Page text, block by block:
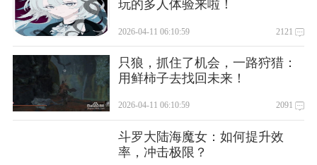
玩的多人体验来啦！
2026-04-11 06:10:59 2121
只狼，抓住了机会，一路狩猎：
用鲜柿子去找回未来！
2026-04-11 06:10:59 2091
斗罗大陆海魔女：如何提升效
率，冲击极限？